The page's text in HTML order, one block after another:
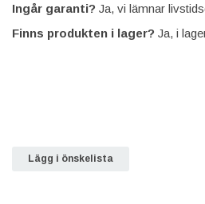
Ingår garanti? Ja, vi lämnar
Finns produkten i lager? Ja, i
Lägg i önskelista